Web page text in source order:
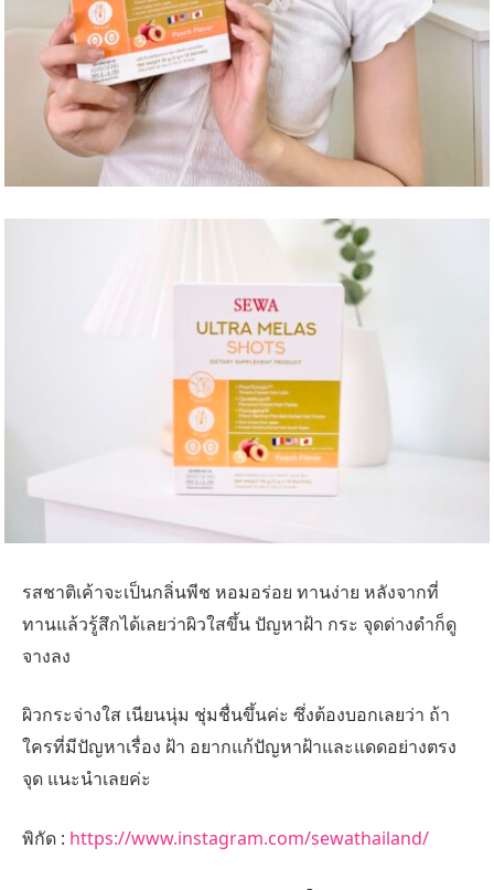
รสชาติเค้าจะเป็นกลิ่นพีช หอมอร่อย ทานง่าย หลังจากที่
ทานแล้วรู้สึกได้เลยว่าผิวใสขึ้น ปัญหาฝ้า กระ จุดด่างดำก็ดู
จางลง
ผิวกระจ่างใส เนียนนุ่ม ชุ่มชื่นขึ้นค่ะ ซึ่งต้องบอกเลยว่า ถ้า
ใครที่มีปัญหาเรื่อง ฝ้า อยากแก้ปัญหาฝ้าและแดดอย่างตรง
จุด แนะนำเลยค่ะ
พิกัด : https://www.instagram.com/sewathailand/